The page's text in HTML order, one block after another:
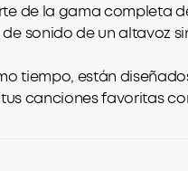
de la gama completa
sonido de un altavoz
tiempo, están
canciones favoritas